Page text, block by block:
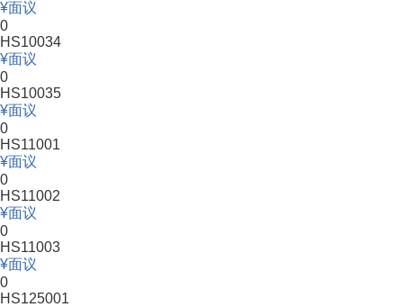
面议
0
HS10034
面议
0
HS10035
面议
0
HS11001
面议
0
HS11002
面议
0
HS11003
面议
0
HS125001